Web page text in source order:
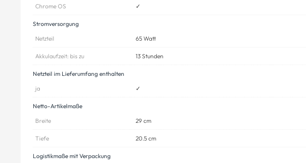
Chrome OS
✓
Stromversorgung
Netzteil
65 Watt
Akkulaufzeit: bis zu 13 Stunden
Netzteil im Lieferumfang enthalten
ja
✓
Netto-Artikelmaße
Breite
29 cm
Tiefe 20.5 cm
Logistikmaße mit Verpackung